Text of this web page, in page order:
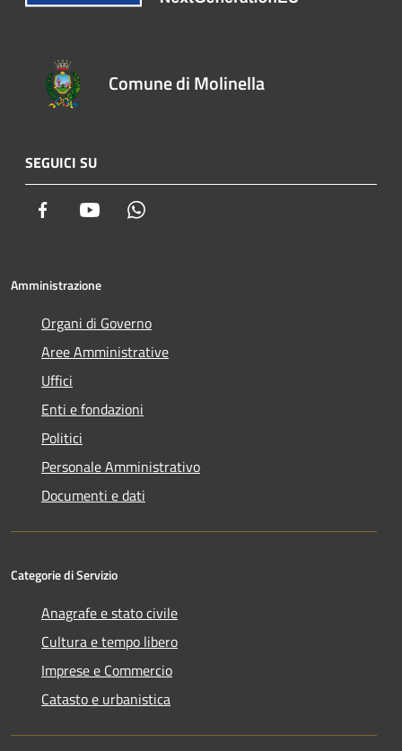
Comune di Molinella
SEGUICI SU
Facebook Youtube
Amministrazione
Organi di Governo
Aree Amministrative
Uffici
Enti e fondazioni
Politici
Personale Amministrativo
Documenti e dati
Categorie di Servizio
Anagrafe e stato civile
Cultura e tempo libero
Imprese e Commercio
Catasto e urbanistica